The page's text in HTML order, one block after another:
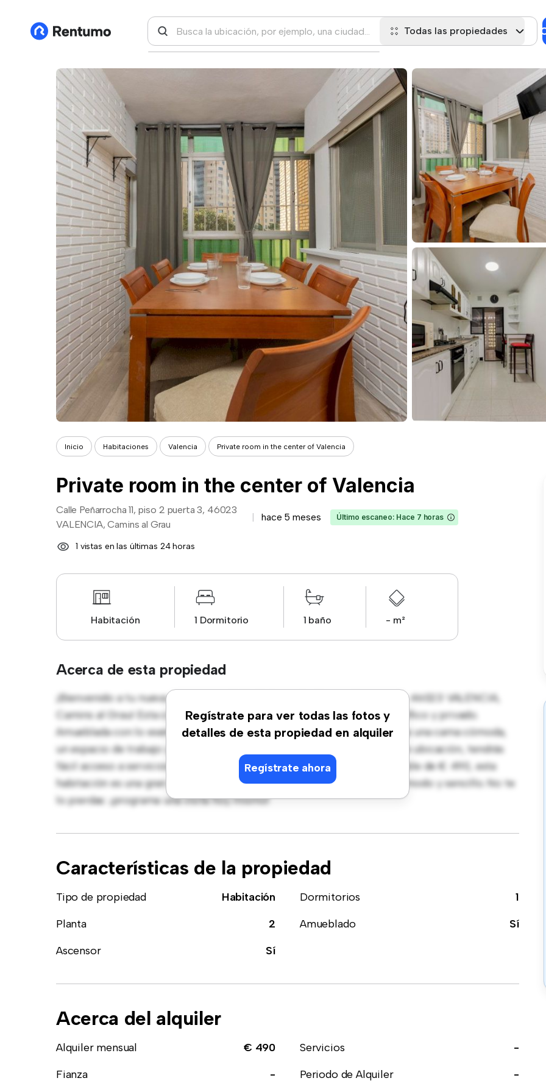
Todas las propiedades
Inicio Habitaciones Valencia Private room in the center of Valencia
Private room in the center of Valencia
Calle Peñarrocha 11, piso 2 puerta 3, 46023
VALENCIA, Camins al Grau
hace 5 meses Último escaneo: Hace 7 horas
1 vistas en las últimas 24 horas
Habitación 1 Dormitorio 1 baño - m²
Acerca de esta propiedad
Regístrate para ver todas las fotos y
detalles de esta propiedad en alquiler
Regístrate ahora
¡Bienvenido a tu nueva estancia en Calle Peñarrocha 11, piso 2 puerta 3, 46023 VALENCIA,
Camins al Grau! Esta cómoda habitación ofrece un espacio de vida pacífico y privado.
Amueblada con lo esencial para tu disfrute, esta habitación proporciona una cama cómoda,
un espacio de trabajo y soluciones de almacenamiento. Con su increíble ubicación, tendrás
fácil acceso a servicios y zonas de ocio cercanas. Con un precio asequible de € 490, esta
habitación es una gran opción para quienes buscan un estilo de vida cómodo y sencillo. No te
lo pierdas: ¡programa una visita hoy mismo!
Características de la propiedad
Tipo de propiedad Habitación Dormitorios
1
Planta
2 Amueblado
Sí
Ascensor
Sí
Acerca del alquiler
Alquiler mensual € 490 Servicios
-
Fianza
- Periodo de Alquiler -